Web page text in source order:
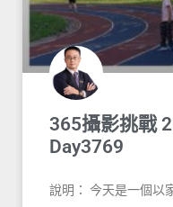
365攝影挑戰
Day3769
說明： 今天是一個以